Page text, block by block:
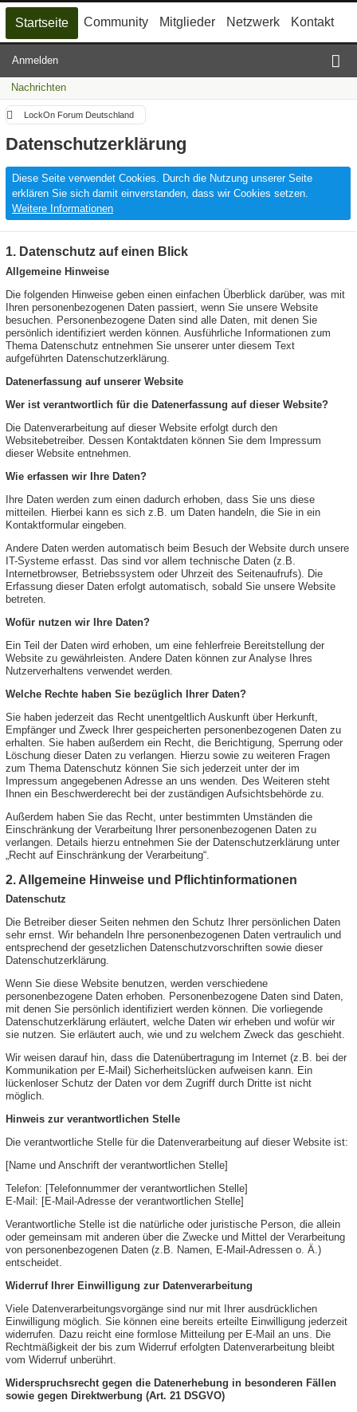
Startseite Community Mitglieder Netzwerk Kontakt
Anmelden
Nachrichten
LockOn Forum Deutschland
Datenschutzerklärung
Diese Seite verwendet Cookies. Durch die Nutzung unserer Seite
erklären Sie sich damit einverstanden, dass wir Cookies setzen.
Weitere Informationen
1. Datenschutz auf einen Blick
Allgemeine Hinweise
Die folgenden Hinweise geben einen einfachen Überblick darüber, was mit
Ihren personenbezogenen Daten passiert, wenn Sie unsere Website
besuchen. Personenbezogene Daten sind alle Daten, mit denen Sie
persönlich identifiziert werden können. Ausführliche Informationen zum
Thema Datenschutz entnehmen Sie unserer unter diesem Text
aufgeführten Datenschutzerklärung.
Datenerfassung auf unserer Website
Wer ist verantwortlich für die Datenerfassung auf dieser Website?
Die Datenverarbeitung auf dieser Website erfolgt durch den
Websitebetreiber. Dessen Kontaktdaten können Sie dem Impressum
dieser Website entnehmen.
Wie erfassen wir Ihre Daten?
Ihre Daten werden zum einen dadurch erhoben, dass Sie uns diese
mitteilen. Hierbei kann es sich z.B. um Daten handeln, die Sie in ein
Kontaktformular eingeben.
Andere Daten werden automatisch beim Besuch der Website durch unsere
IT-Systeme erfasst. Das sind vor allem technische Daten (z.B.
Internetbrowser, Betriebssystem oder Uhrzeit des Seitenaufrufs). Die
Erfassung dieser Daten erfolgt automatisch, sobald Sie unsere Website
betreten.
Wofür nutzen wir Ihre Daten?
Ein Teil der Daten wird erhoben, um eine fehlerfreie Bereitstellung der
Website zu gewährleisten. Andere Daten können zur Analyse Ihres
Nutzerverhaltens verwendet werden.
Welche Rechte haben Sie bezüglich Ihrer Daten?
Sie haben jederzeit das Recht unentgeltlich Auskunft über Herkunft,
Empfänger und Zweck Ihrer gespeicherten personenbezogenen Daten zu
erhalten. Sie haben außerdem ein Recht, die Berichtigung, Sperrung oder
Löschung dieser Daten zu verlangen. Hierzu sowie zu weiteren Fragen
zum Thema Datenschutz können Sie sich jederzeit unter der im
Impressum angegebenen Adresse an uns wenden. Des Weiteren steht
Ihnen ein Beschwerderecht bei der zuständigen Aufsichtsbehörde zu.
Außerdem haben Sie das Recht, unter bestimmten Umständen die
Einschränkung der Verarbeitung Ihrer personenbezogenen Daten zu
verlangen. Details hierzu entnehmen Sie der Datenschutzerklärung unter
„Recht auf Einschränkung der Verarbeitung“.
2. Allgemeine Hinweise und Pflichtinformationen
Datenschutz
Die Betreiber dieser Seiten nehmen den Schutz Ihrer persönlichen Daten
sehr ernst. Wir behandeln Ihre personenbezogenen Daten vertraulich und
entsprechend der gesetzlichen Datenschutzvorschriften sowie dieser
Datenschutzerklärung.
Wenn Sie diese Website benutzen, werden verschiedene
personenbezogene Daten erhoben. Personenbezogene Daten sind Daten,
mit denen Sie persönlich identifiziert werden können. Die vorliegende
Datenschutzerklärung erläutert, welche Daten wir erheben und wofür wir
sie nutzen. Sie erläutert auch, wie und zu welchem Zweck das geschieht.
Wir weisen darauf hin, dass die Datenübertragung im Internet (z.B. bei der
Kommunikation per E-Mail) Sicherheitslücken aufweisen kann. Ein
lückenloser Schutz der Daten vor dem Zugriff durch Dritte ist nicht
möglich.
Hinweis zur verantwortlichen Stelle
Die verantwortliche Stelle für die Datenverarbeitung auf dieser Website ist:
[Name und Anschrift der verantwortlichen Stelle]
Telefon: [Telefonnummer der verantwortlichen Stelle]
E-Mail: [E-Mail-Adresse der verantwortlichen Stelle]
Verantwortliche Stelle ist die natürliche oder juristische Person, die allein
oder gemeinsam mit anderen über die Zwecke und Mittel der Verarbeitung
von personenbezogenen Daten (z.B. Namen, E-Mail-Adressen o. Ä.)
entscheidet.
Widerruf Ihrer Einwilligung zur Datenverarbeitung
Viele Datenverarbeitungsvorgänge sind nur mit Ihrer ausdrücklichen
Einwilligung möglich. Sie können eine bereits erteilte Einwilligung jederzeit
widerrufen. Dazu reicht eine formlose Mitteilung per E-Mail an uns. Die
Rechtmäßigkeit der bis zum Widerruf erfolgten Datenverarbeitung bleibt
vom Widerruf unberührt.
Widerspruchsrecht gegen die Datenerhebung in besonderen Fällen
sowie gegen Direktwerbung (Art. 21 DSGVO)